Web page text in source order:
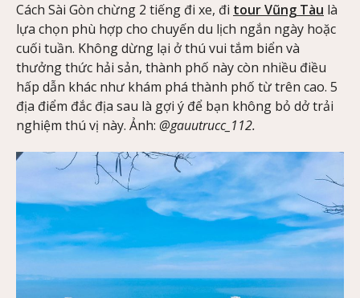
Cách Sài Gòn chừng 2 tiếng đi xe, đi tour Vũng Tàu là
lựa chọn phù hợp cho chuyến du lịch ngắn ngày hoặc
cuối tuần. Không dừng lại ở thú vui tắm biển và
thưởng thức hải sản, thành phố này còn nhiều điều
hấp dẫn khác như khám phá thành phố từ trên cao. 5
địa điểm đắc địa sau là gợi ý để bạn không bỏ dở trải
nghiệm thú vị này. Ảnh: @gauutrucc_112.